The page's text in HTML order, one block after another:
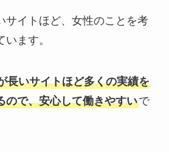
サイトほど、女性のことを考
ます。
長いサイトほど多くの実績を
ので、安心して働きやすいで